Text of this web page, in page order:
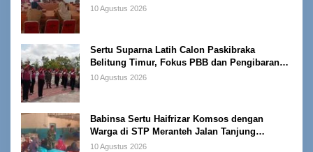
10 Agustus 2026
Sertu Suparna Latih Calon Paskibraka
Belitung Timur, Fokus PBB dan Pengibaran
Bendera
10 Agustus 2026
Babinsa Sertu Haifrizar Komsos dengan
Warga di STP Meranteh Jalan Tanjung
Mudong Gantung
10 Agustus 2026